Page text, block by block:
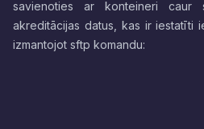
savienoties ar konteineri caur
akreditācijas datus, kas ir iestatīti
izmantojot sftp komandu: